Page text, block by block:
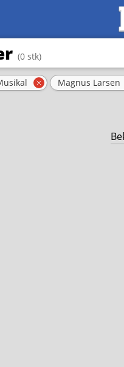
(0 stk)
filter Fjern filter
Magnus Larsen